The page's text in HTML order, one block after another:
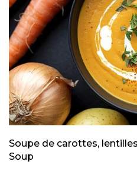
Soupe de carottes,
Soup